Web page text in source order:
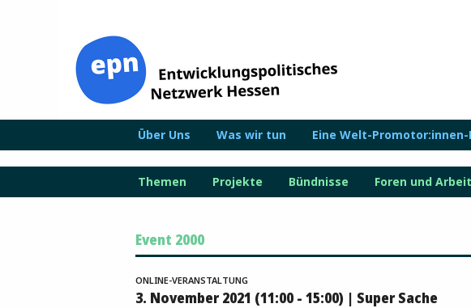
Über Uns Was wir tun Eine Welt-
Themen Projekte Bündnisse Foren und
Event 2000
ONLINE-VERANSTALTUNG
3. November 2021 (11:00 - 15:00) | Super Sache